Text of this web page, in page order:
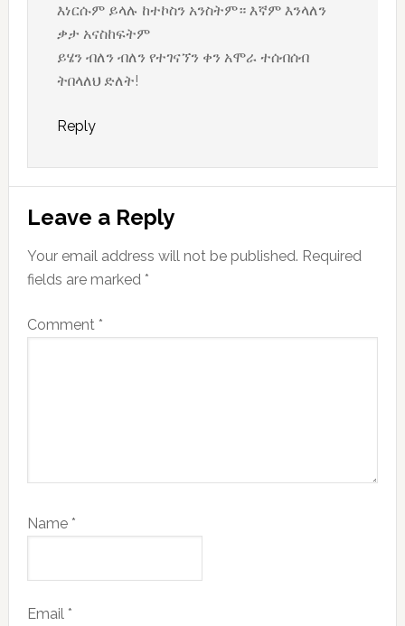
እነርሱም ይላሉ ከተኮስን አንስትም። እኛም እንላለን
ቃታ አናስከፍትም
ይሄን ብለን ብለን የተገናኘን ቀን አሞራ ተሰብሰብ
ትበላለህ ድለት!
Reply
Leave a Reply
Your email address will not be published. Required
fields are marked *
Comment *
Name *
Email *